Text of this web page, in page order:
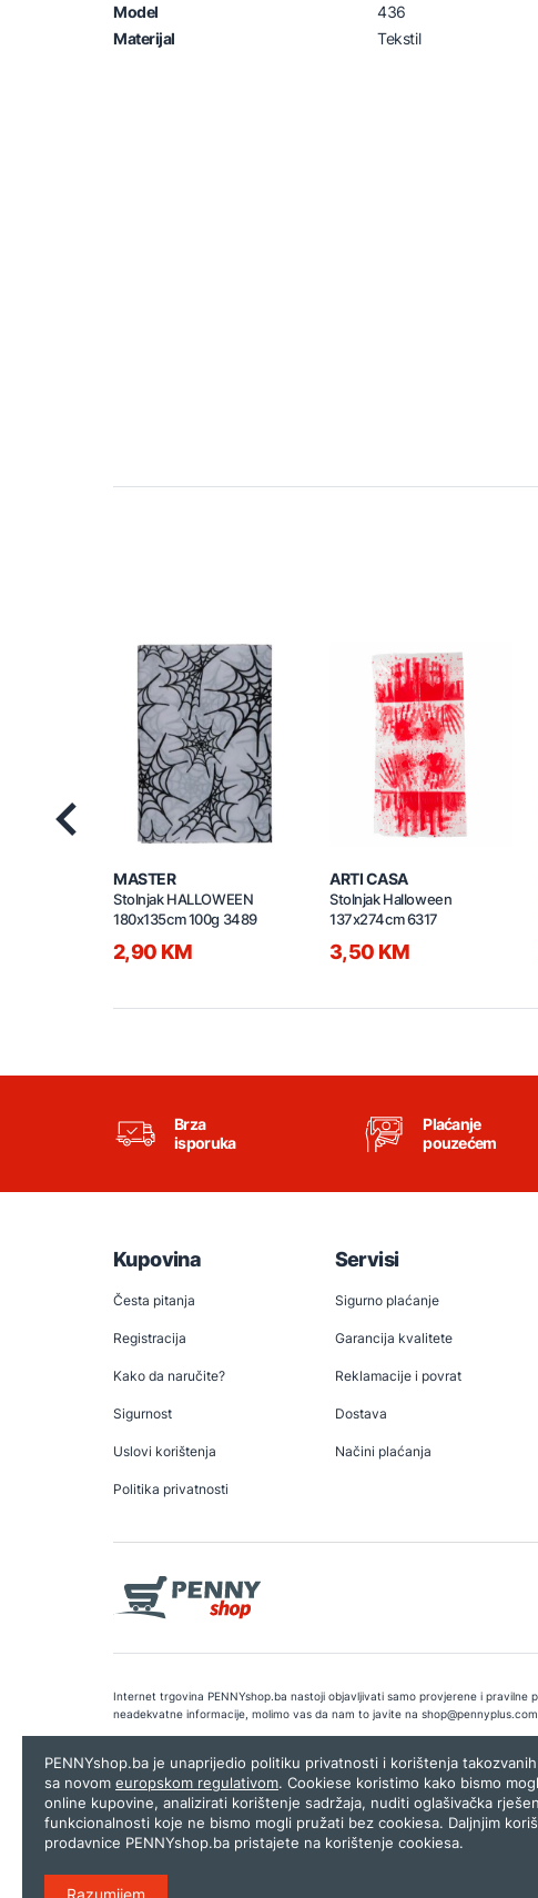
Model
436
Materijal
Tekstil
MASTER
Stolnjak HALLOWEEN
180x135cm 100g 3489
2,90 KM
ARTI CASA
Stolnjak Halloween
137x274cm 6317
3,50 KM
Brza
isporuka
Plaćanje
pouzećem
Kupovina
Česta pitanja
Registracija
Kako da naručite?
Sigurnost
Uslovi korištenja
Politika privatnosti
Servisi
Sigurno plaćanje
Garancija kvalitete
Reklamacije i povrat
Dostava
Načini plaćanja
Internet trgovina PENNYshop.ba nastoji objavljivati samo provjerene i pravilne
neadekvatne informacije, molimo vas da nam to javite na shop@pennyplus.com
Copyright © 2026.Penny plus d.o.o. Sarajevo.Dizajn i programiranje:
PENNYshop.ba je unaprijedio politiku privatnosti i korištenja
sa novom europskom regulativom. Cookiese koristimo kako bismo
online kupovine, analizirati korištenje sadržaja, nuditi oglašivačka
funkcionalnosti koje ne bismo mogli pružati bez cookiesa. Daljnjim
prodavnice PENNYshop.ba pristajete na korištenje cookiesa.
Razumijem